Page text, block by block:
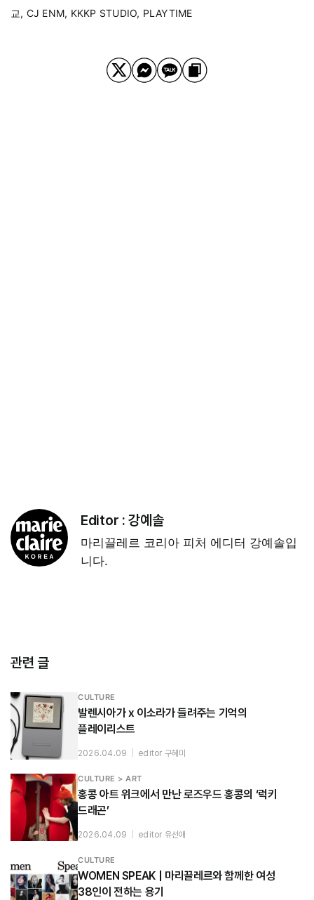
교, CJ ENM, KKKP STUDIO, PLAYTIME
Editor :강예솔
마리끌레르 코리아 피처 에디터 강예솔입
니다.
관련 글
CULTURE
발렌시아가 x 이소라가 들려주는 기억의
플레이리스트
2026.04.09 editor 구혜미
CULTURE > ART
홍콩 아트 위크에서 만난 로즈우드 홍콩의 ‘럭키
드래곤’
2026.04.09 editor 유선애
CULTURE
WOMEN SPEAK | 마리끌레르와 함께한 여성
38인이 전하는 용기